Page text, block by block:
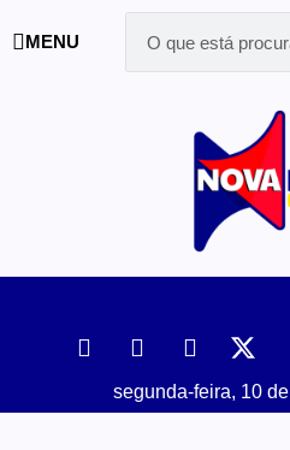
MENU
segunda-feira, 10